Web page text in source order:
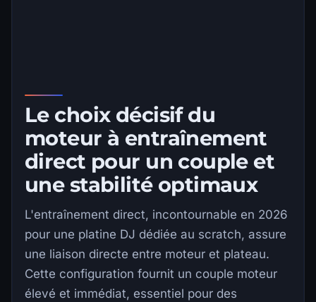
Le choix décisif du
moteur à entraînement
direct pour un couple et
une stabilité optimaux
L'entraînement direct, incontournable en 2026
pour une platine DJ dédiée au scratch, assure
une liaison directe entre moteur et plateau.
Cette configuration fournit un couple moteur
élevé et immédiat, essentiel pour des